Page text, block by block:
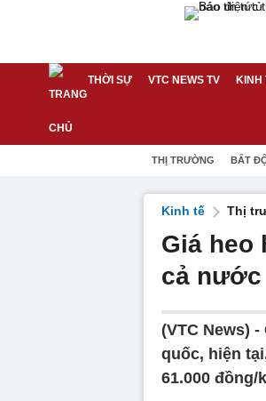
THỜI SỰ VTC NEWS TV KINH
THỊ TRƯỜNG BẤT
Kinh tế Thị
Giá heo
cả nước
(VTC News) -
quốc, hiện
61.000 đồng/